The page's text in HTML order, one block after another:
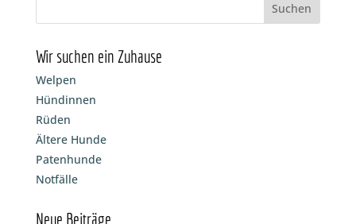
Wir suchen ein Zuhause
Welpen
Hündinnen
Rüden
Ältere Hunde
Patenhunde
Notfälle
Neue Beiträge